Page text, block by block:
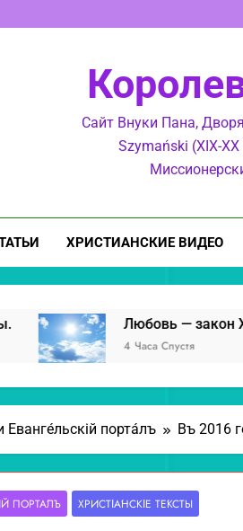
Сайт Внуки Пана,
Szymański (XIX-
ХРИСТИАНСКИЕ ВИДЕО
Любовь — закон Христов.
4 Часа Спустя
Еванге́льскій порта́лъ Въ 2016
ПОРТА́ЛЪ ХРИСТІА́НСКІЕ ТЕ́КСТЫ